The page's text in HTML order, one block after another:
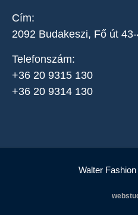
Cím:
2092 Budakeszi, Fő út
Telefonszám:
+36 20 9315 130
+36 20 9314 130
Walter